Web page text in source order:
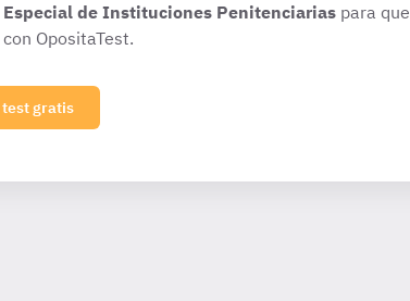
Especial de Instituciones Penitenciariaspara que
OpositaTest.
test gratis